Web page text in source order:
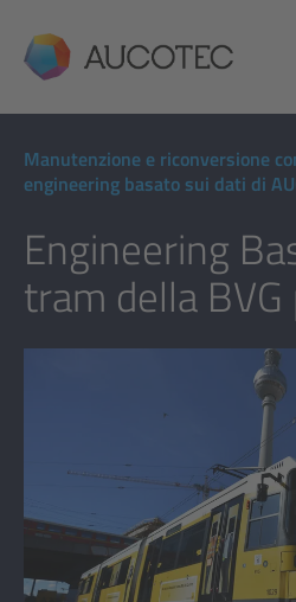
AUCOTEC
Manutenzione e riconversione
engineering basato sui dati di
Engineering
tram della